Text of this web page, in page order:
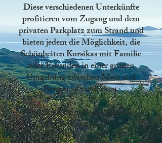
Diese verschiedenen Unterkünfte
profitieren vom Zugang und dem
privaten Parkplatz zum Strandund
bieten jedem die Möglichkeit, die
Schönheiten Korsikas mit Familie
oder Freunden in einer grünen
Umgebung zwischen Meer und
Bergen zu entdecken.
Viel Spaß beim Besuch unserer
Website